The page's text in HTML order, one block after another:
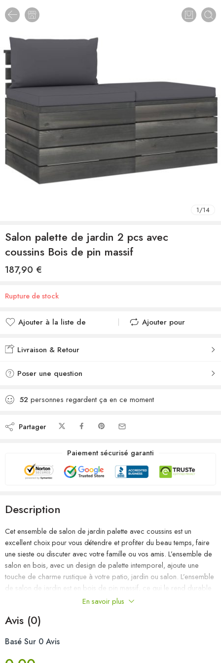
1/14
Salon palette de jardin 2 pcs avec
coussins Bois de pin massif
187,90 €
Rupture de stock
Ajouter à la liste de
Ajouté à la liste de
Ajouter pour
Livraison & Retour
Poser une question
52 personnes regardent ça en ce moment
Partager
Paiement sécurisé garanti
Description
Cet ensemble de salon de jardin palette avec coussins est un
excellent choix pour vous détendre et profiter du beau temps, faire
une sieste ou discuter avec votre famille ou vos amis. L’ensemble de
salon en bois, avec un design de palette intemporel, ajoute une
touche de charme rustique à votre patio, jardin ou salon. L’ensemble
de salon de jardin est en bois de pin massif, ce qui le rend durable
et stable. Cet ensemble de canapés de patio présente une
table solide, la table est idéale pour garder la nourriture et les
au rembourrage épais, les coussins de palette sont doux et offrent le
En savoir plus
Avis (0)
Basé Sur 0 Avis